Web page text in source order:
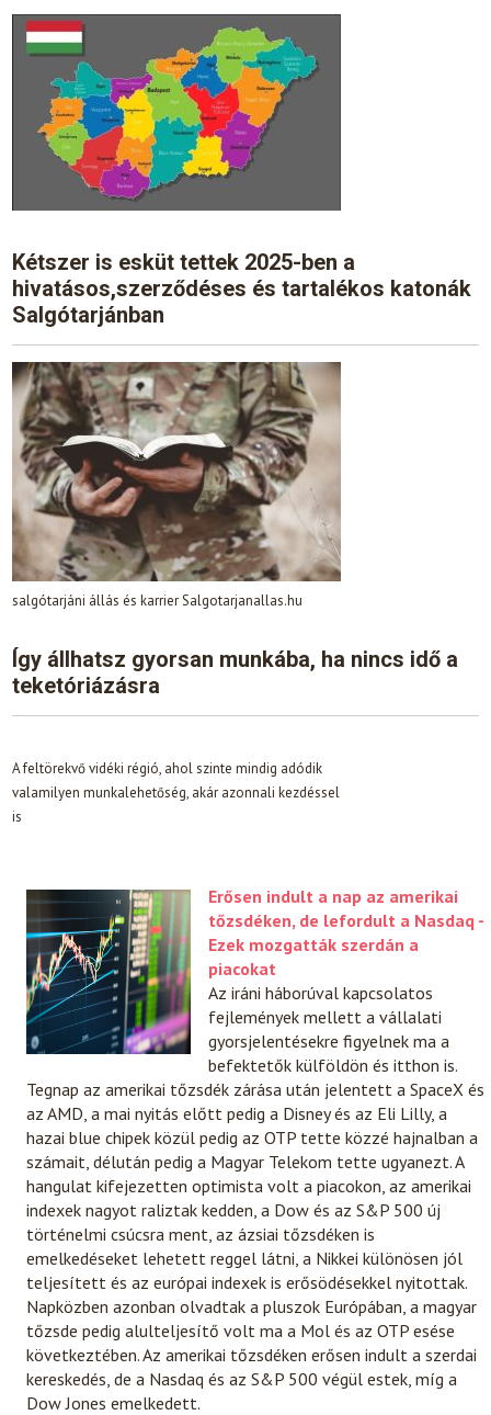
Kétszer is esküt tettek 2025-ben a
hivatásos,szerződéses és tartalékos katonák
Salgótarjánban
salgótarjáni állás és karrier Salgotarjanallas.hu
Így állhatsz gyorsan munkába, ha nincs idő a
teketóriázásra
A feltörekvő vidéki régió, ahol szinte mindig adódik
valamilyen munkalehetőség, akár azonnali kezdéssel
is
Erősen indult a nap az amerikai
tőzsdéken, de lefordult a Nasdaq -
Ezek mozgatták szerdán a
piacokat
Az iráni háborúval kapcsolatos
fejlemények mellett a vállalati
gyorsjelentésekre figyelnek ma a
befektetők külföldön és itthon is.
Tegnap az amerikai tőzsdék zárása után jelentett a SpaceX és
az AMD, a mai nyitás előtt pedig a Disney és az Eli Lilly, a
hazai blue chipek közül pedig az OTP tette közzé hajnalban a
számait, délután pedig a Magyar Telekom tette ugyanezt. A
hangulat kifejezetten optimista volt a piacokon, az amerikai
indexek nagyot raliztak kedden, a Dow és az S&P 500 új
történelmi csúcsra ment, az ázsiai tőzsdéken is
emelkedéseket lehetett reggel látni, a Nikkei különösen jól
teljesített és az európai indexek is erősödésekkel nyitottak.
Napközben azonban olvadtak a pluszok Európában, a magyar
tőzsde pedig alulteljesítő volt ma a Mol és az OTP esése
következtében. Az amerikai tőzsdéken erősen indult a szerdai
kereskedés, de a Nasdaq és az S&P 500 végül estek, míg a
Dow Jones emelkedett.